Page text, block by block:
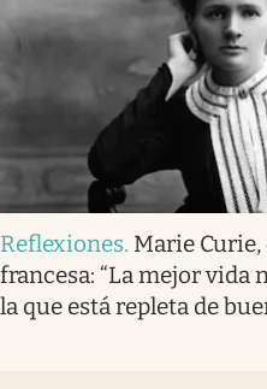
Reflexiones. Marie
francesa: “La mejor vida
la que está repleta de